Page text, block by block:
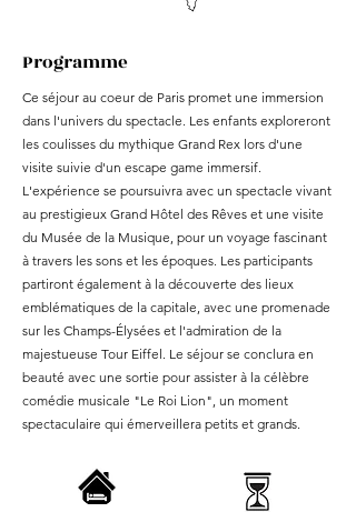
Programme
Ce séjour au coeur de Paris promet une immersion
dans l'univers du spectacle. Les enfants exploreront
les coulisses du mythique Grand Rex lors d'une
visite suivie d'un escape game immersif.
L'expérience se poursuivra avec un spectacle vivant
au prestigieux Grand Hôtel des Rêves et une visite
du Musée de la Musique, pour un voyage fascinant
à travers les sons et les époques. Les participants
partiront également à la découverte des lieux
emblématiques de la capitale, avec une promenade
sur les Champs-Élysées et l'admiration de la
majestueuse Tour Eiffel. Le séjour se conclura en
beauté avec une sortie pour assister à la célèbre
comédie musicale "Le Roi Lion", un moment
spectaculaire qui émerveillera petits et grands.